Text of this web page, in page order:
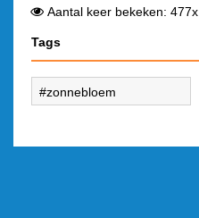
Aantal keer bekeken: 477x
Tags
zonnebloem